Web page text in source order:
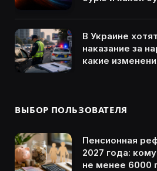
В Украине
наказание за
какие
ВЫБОР ПОЛЬЗОВАТЕЛЯ
Пенсионная
2027 года:
не менее 6000